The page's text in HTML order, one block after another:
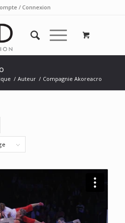
/ Connexion
/ Auteur / Compagnie Akoreacro